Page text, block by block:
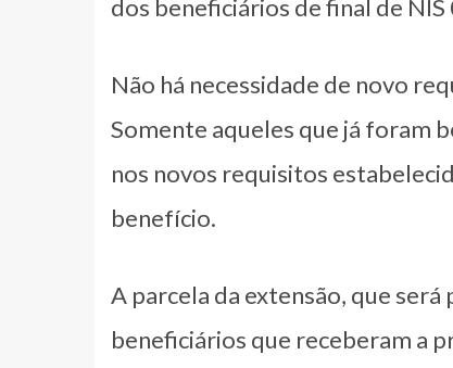
dos beneficiários de final de NIS
Não há necessidade de novo
Somente aqueles que já foram
nos novos requisitos
benefício.
A parcela da extensão, que será
beneficiários que receberam a